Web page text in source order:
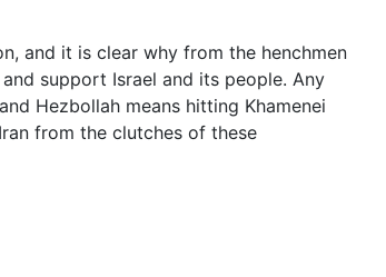
and it is clear why from the henchmen
support Israel and its people. Any
Hezbollah means hitting Khamenei
from the clutches of these